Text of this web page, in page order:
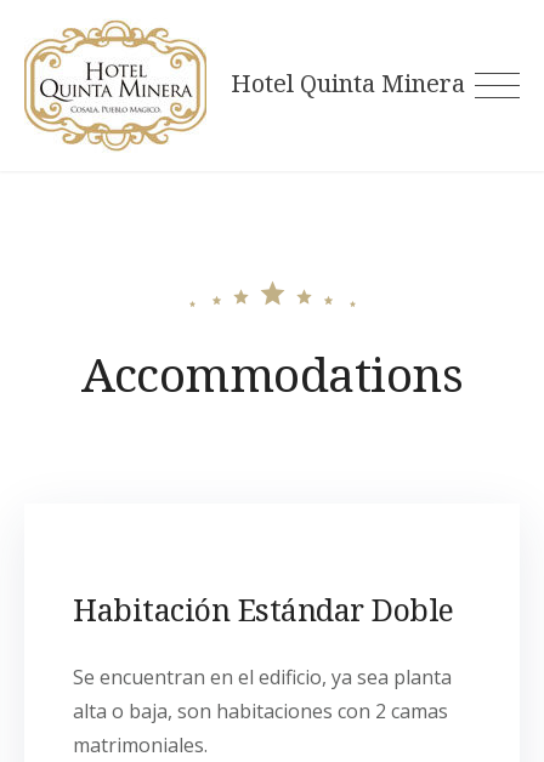
content
Hotel Quinta Minera
Accommodations
Habitación Estándar Doble
Se encuentran en el edificio, ya sea planta
alta o baja, son habitaciones con 2 camas
matrimoniales.